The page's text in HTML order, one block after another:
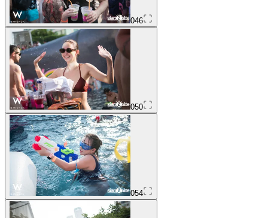
046
050
054